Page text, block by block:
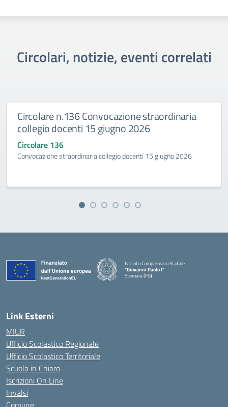
Circolari, notizie, eventi correlati
Circolare n.136 Convocazione straordinaria
collegio docenti 15 giugno 2026
Circolare 136
Convocazione straordinaria collegio docenti 15 giugno 2026
Istituto Comprensivo Statale
"Giovanni Paolo I"
Stornara (FG)
Link Esterni
MIUR
Ufficio Scolastico Regionale
Ufficio Scolastico Territoriale
Scuola in Chiaro
Iscrizioni On Line
Invalsi